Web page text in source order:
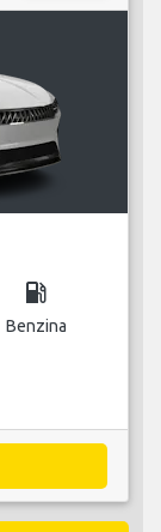
local_gas_station
Benzina